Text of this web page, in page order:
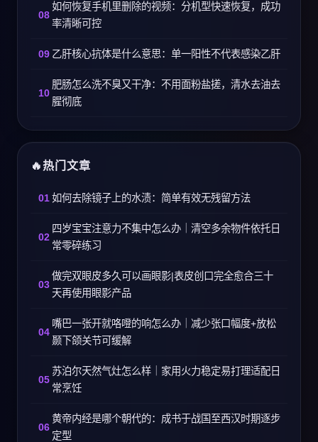
如何恢复手机里删除的视频：分机型快速恢复，成功
率清晰可控
乙肝核心抗体是什么意思：单一阳性不代表感染乙肝
肥肠怎么洗不臭又干净：不用面粉盐搓，清水去油去
腥彻底
热门文章
如何去除镜子上的水渍：简单有效无残留方法
四岁宝宝注意力不集中怎么办｜清空多余物件依托日
常零碎练习
做完双眼皮多久可以画眼影|表皮创口完全愈合三十
天再使用眼影产品
嘴巴一张开就咯噔的响怎么办｜减少张口幅度+放松
颞下颌关节可缓解
苏泊尔天然气灶怎么样｜家用火力稳定易打理适配日
常烹饪
黄帝内经是哪个朝代的：成书于战国至西汉时期逐步
定型